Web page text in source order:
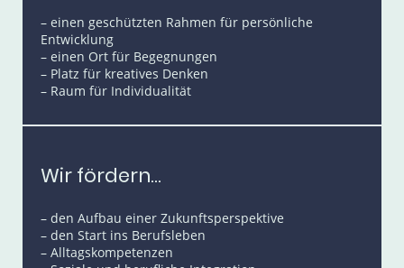
– einen geschützten Rahmen für persönliche
Entwicklung
– einen Ort für Begegnungen
– Platz für kreatives Denken
– Raum für Individualität
Wir fördern...
– den Aufbau einer Zukunftsperspektive
– den Start ins Berufsleben
– Alltagskompetenzen